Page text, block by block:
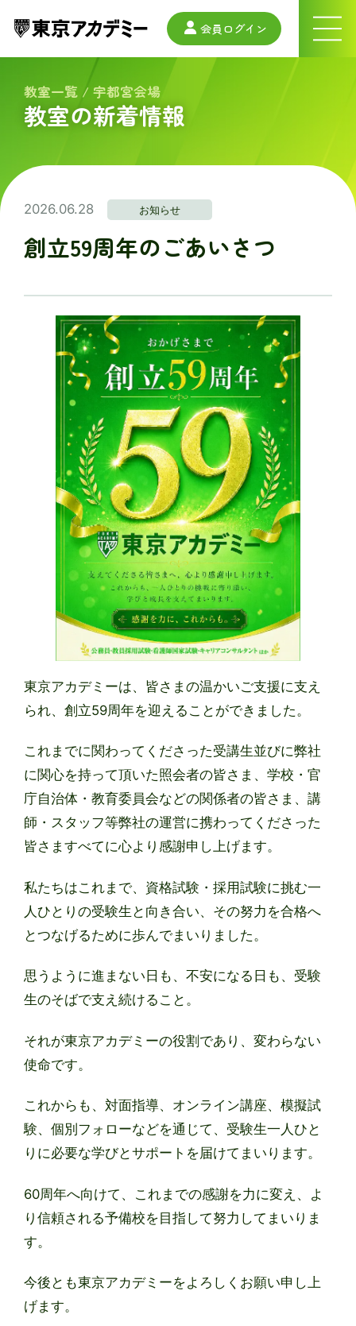
会員ログイン
ー
教室一覧 / 宇都宮会場
教室の新着情報
2026.06.28 お知らせ
創立59周年のごあいさつ
東京アカデミーは、皆さまの温かいご支援に支え
られ、創立59周年を迎えることができました。
これまでに関わってくださった受講生並びに弊社
に関心を持って頂いた照会者の皆さま、学校・官
庁自治体・教育委員会などの関係者の皆さま、講
師・スタッフ等弊社の運営に携わってくださった
皆さますべてに心より感謝申し上げます。
私たちはこれまで、資格試験・採用試験に挑む一
人ひとりの受験生と向き合い、その努力を合格へ
とつなげるために歩んでまいりました。
思うように進まない日も、不安になる日も、受験
生のそばで支え続けること。
それが東京アカデミーの役割であり、変わらない
使命です。
これからも、対面指導、オンライン講座、模擬試
験、個別フォローなどを通じて、受験生一人ひと
りに必要な学びとサポートを届けてまいります。
60周年へ向けて、これまでの感謝を力に変え、よ
り信頼される予備校を目指して努力してまいりま
す。
今後とも東京アカデミーをよろしくお願い申し上
げます。